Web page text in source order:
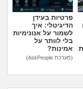
פרטיות בעידן
הדיגיטלי: איך
לשמור על אנונימיות
בלי לוותר על
אמינות?
(מערכת AskPeople)